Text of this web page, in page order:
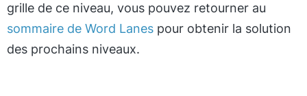
grille de ce niveau, vous pouvez retourner au
sommaire de Word Lanes pour obtenir la solution
des prochains niveaux.